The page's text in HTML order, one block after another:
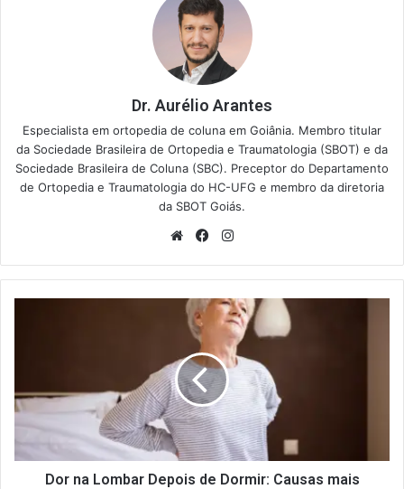
Dr. Aurélio Arantes
Especialista em ortopedia de coluna em Goiânia. Membro titular
da Sociedade Brasileira de Ortopedia e Traumatologia (SBOT) e da
Sociedade Brasileira de Coluna (SBC). Preceptor do Departamento
de Ortopedia e Traumatologia do HC-UFG e membro da diretoria
da SBOT Goiás.
WebsiteFacebook
Dormir:
mais
Comuns
Dor na Lombar Depois de Dormir: Causas mais